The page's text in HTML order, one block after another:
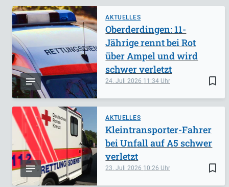
AKTUELLES
bookmark_border
24. Juli 2026 11:34
Oberderdingen: 11-
Jährige rennt bei Rot
über Ampel und wird
schwer verletzt
AKTUELLES
bookmark_border
23. Juli 2026 10:26
Kleintransporter-Fahrer
bei Unfall auf A5 schwer
verletzt